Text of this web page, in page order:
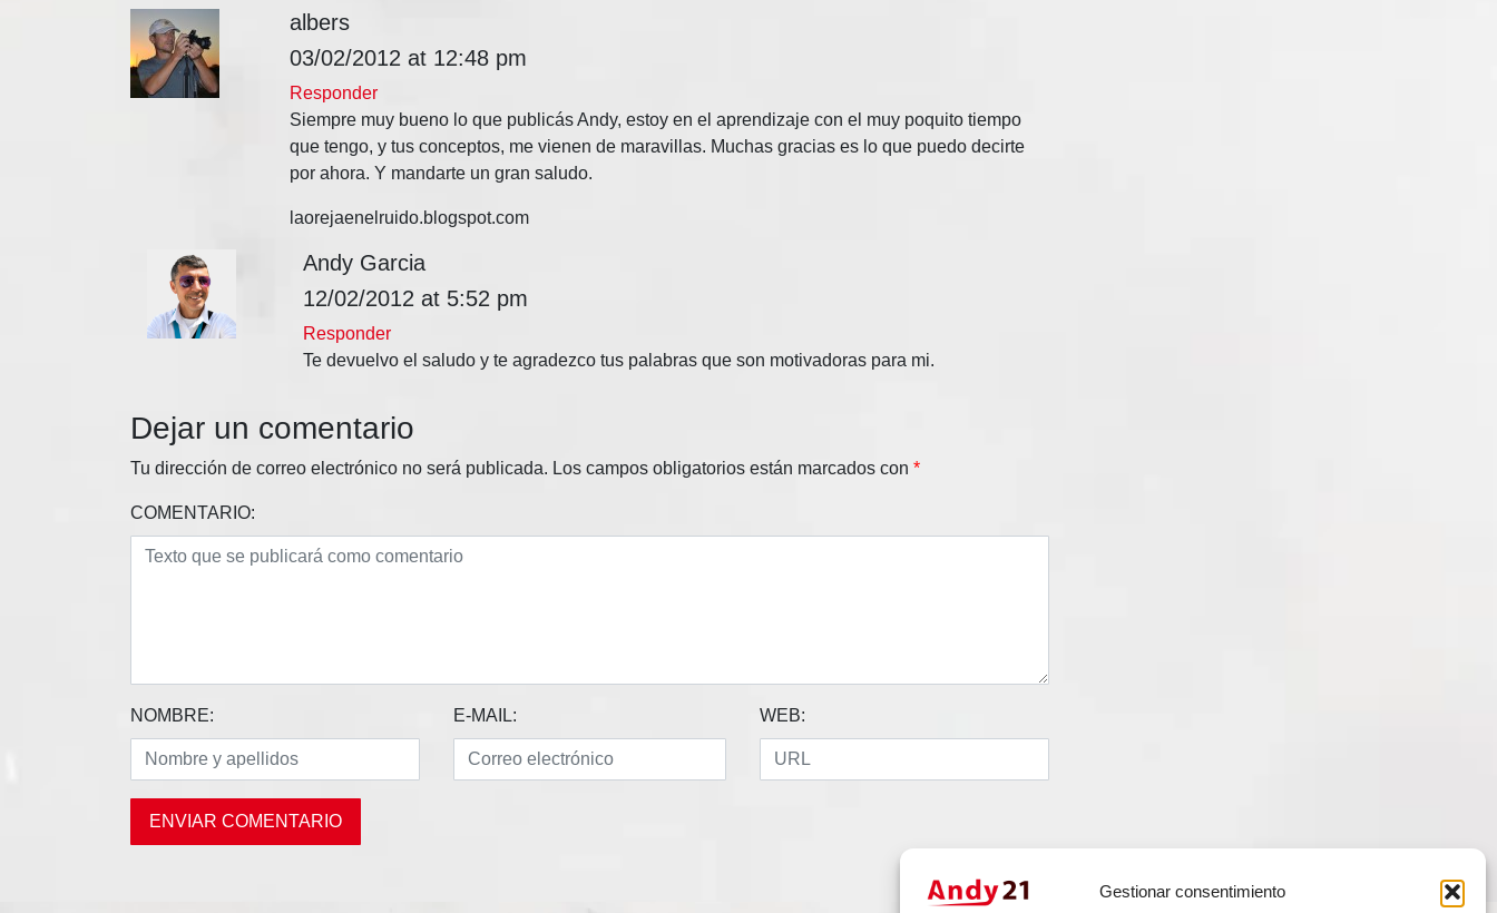
Gestionar consentimiento
albers
03/02/2012 at 12:48 pm
Responder
Siempre muy bueno lo que publicás Andy, estoy en el aprendizaje con el muy poquito tiempo
que tengo, y tus conceptos, me vienen de maravillas. Muchas gracias es lo que puedo decirte
por ahora. Y mandarte un gran saludo.
laorejaenelruido.blogspot.com
Andy Garcia
12/02/2012 at 5:52 pm
Responder
Te devuelvo el saludo y te agradezco tus palabras que son motivadoras para mi.
Dejar un comentario
Tu dirección de correo electrónico no será publicada. Los campos obligatorios están marcados con *
COMENTARIO:
NOMBRE: E-MAIL: WEB: